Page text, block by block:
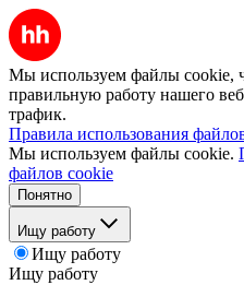
Мы используем файлы cookie,
правильную работу нашего
трафик.
Правила использования
Мы используем файлы cookie.
файлов cookie
Понятно
Ищу работу
Ищу работу
Ищу работу